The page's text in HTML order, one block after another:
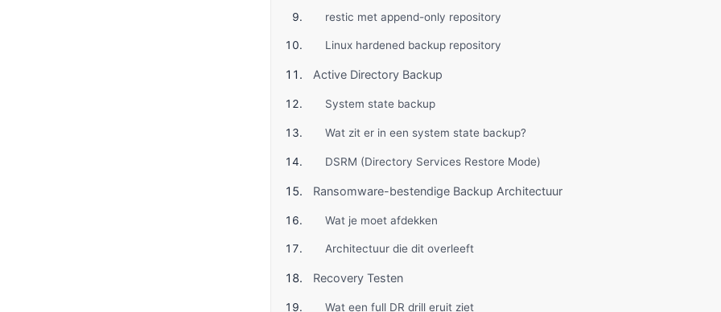
restic met append-only repository
Linux hardened backup repository
Active Directory Backup
System state backup
Wat zit er in een system state backup?
DSRM (Directory Services Restore Mode)
Ransomware-bestendige Backup Architectuur
Wat je moet afdekken
Architectuur die dit overleeft
Recovery Testen
Wat een full DR drill eruit ziet